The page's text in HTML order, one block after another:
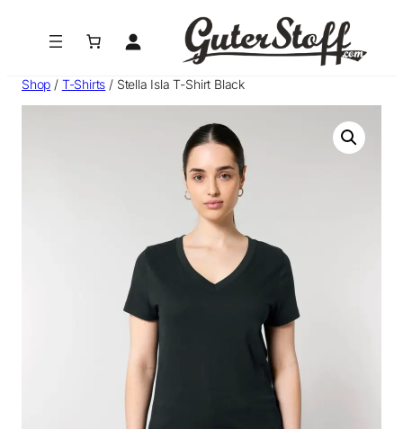
Shop / T-Shirts / Stella Isla T-Shirt Black